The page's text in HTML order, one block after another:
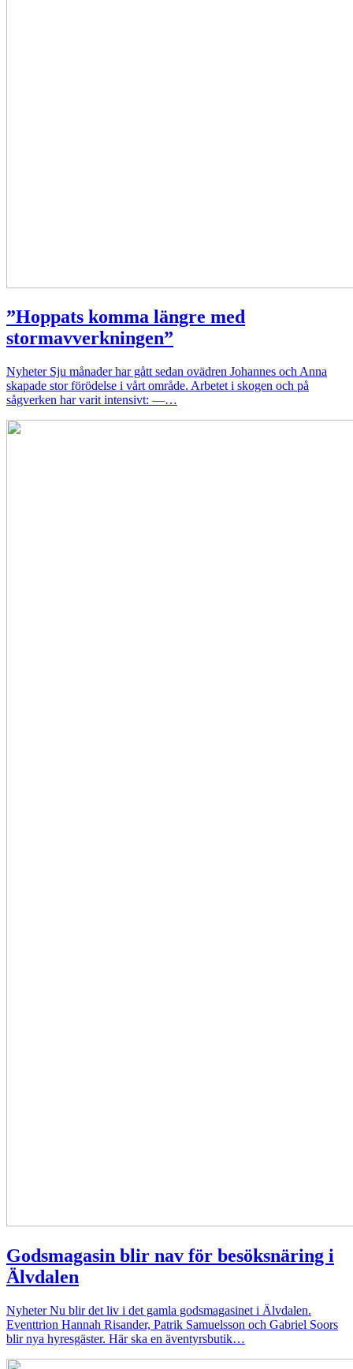
”Hoppats komma längre med
stormavverkningen”
Nyheter Sju månader har gått sedan ovädren Johannes och Anna
skapade stor förödelse i vårt område. Arbetet i skogen och på
sågverken har varit intensivt: —…
Godsmagasin blir nav för besöksnäring i
Älvdalen
Nyheter Nu blir det liv i det gamla godsmagasinet i Älvdalen.
Eventtrion Hannah Risander, Patrik Samuelsson och Gabriel Soors
blir nya hyresgäster. Här ska en äventyrsbutik…